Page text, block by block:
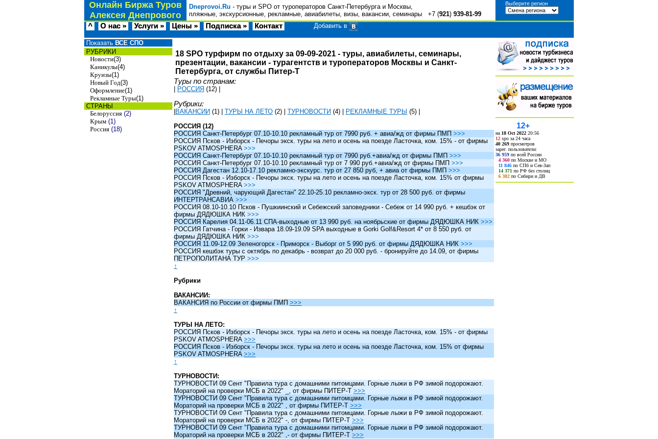
Онлайн Биржа Туров
Алексея Днепрового
Dneprovoi.Ru - туры и SPO от туроператоров Санкт-Петербурга и Москвы,
пляжные, экскурсионные, рекламные, авиабилеты, визы, вакансии, семинары +7 (921) 939-81-99
Выберите регион
^ О нас » Услуги » Цены » Подписка » Контакт Добавить в
Показать ВСЕ СПО
РУБРИКИ
Новости(3)
Каникулы(4)
Круизы(1)
Новый Год(3)
Оформление(1)
Рекламные Туры(1)
СТРАНЫ
Белоруссия (2)
Крым (1)
Россия (18)
18 SPO турфирм по отдыху за 09-09-2021 - туры, авиабилеты, семинары,
презентации, вакансии - турагентств и туроператоров Москвы и Санкт-
Петербурга, от службы Питер-Т
Туры по странам:
РОССИЯ (12)
Рубрики:
ВАКАНСИИ (1) ТУРЫ НА ЛЕТО (2) ТУРНОВОСТИ (4) РЕКЛАМНЫЕ ТУРЫ (5)
РОССИЯ (12)
РОССИЯ Санкт-Петербург 07.10-10.10 рекламный тур от 7990 руб. + авиа/жд от фирмы ПМП >>>
РОССИЯ Псков - Изборск - Печоры экск. туры на лето и осень на поезде Ласточка, ком. 15% - от фирмы
PSKOV ATMOSPHERA >>>
РОССИЯ Санкт-Петербург 07.10-10.10 рекламный тур от 7990 руб.+авиа/жд от фирмы ПМП >>>
РОССИЯ Санкт-Петербург 07.10-10.10 рекламный тур от 7 990 руб.+авиа/жд от фирмы ПМП >>>
РОССИЯ Дагестан 12.10-17.10 рекламно-экскурс. тур от 27 850 руб, + авиа от фирмы ПМП >>>
РОССИЯ Псков - Изборск - Печоры экск. туры на лето и осень на поезде Ласточка, ком. 15% от фирмы
PSKOV ATMOSPHERA >>>
РОССИЯ "Древний, чарующий Дагестан" 22.10-25.10 рекламно-экск. тур от 28 500 руб. от фирмы
ИНТЕРТРАНСАВИА >>>
РОССИЯ 08.10-10.10 Псков - Пушкиинский и Себежский заповедники - Себеж от 14 990 руб. + кешбэк от
фирмы ДЯДЮШКА НИК >>>
РОССИЯ Карелия 04.11-06.11 СПА-выходные от 13 990 руб. на ноябрьские от фирмы ДЯДЮШКА НИК >>>
РОССИЯ Гатчина - Горки - Извара 18.09-19.09 SPA выходные в Gorki Golf&Resort 4* от 8 550 руб. от
фирмы ДЯДЮШКА НИК >>>
РОССИЯ 11.09-12.09 Зеленогорск - Приморск - Выборг от 5 990 руб. от фирмы ДЯДЮШКА НИК >>>
РОССИЯ кешбэк туры c октябрь по декабрь - возврат до 20 000 руб. - бронируйте до 14.09, от фирмы
ПЕТРОПОЛИТАНА ТУР >>>
↑
Рубрики
ВАКАНСИИ:
ВАКАНСИЯ по России от фирмы ПМП >>>
↑
ТУРЫ НА ЛЕТО:
РОССИЯ Псков - Изборск - Печоры экск. туры на лето и осень на поезде Ласточка, ком. 15% - от фирмы
PSKOV ATMOSPHERA >>>
РОССИЯ Псков - Изборск - Печоры экск. туры на лето и осень на поезде Ласточка, ком. 15% от фирмы
PSKOV ATMOSPHERA >>>
↑
ТУРНОВОСТИ:
ТУРНОВОСТИ 09 Сент "Правила тура с домашними питомцами. Горные лыжи в РФ зимой подорожают.
Мораторий на проверки МСБ в 2022" _, от фирмы ПИТЕР-Т >>>
ТУРНОВОСТИ 09 Сент "Правила тура с домашними питомцами. Горные лыжи в РФ зимой подорожают.
Мораторий на проверки МСБ в 2022" , от фирмы ПИТЕР-Т >>>
ТУРНОВОСТИ 09 Сент "Правила тура с домашними питомцами. Горные лыжи в РФ зимой подорожают.
Мораторий на проверки МСБ в 2022" -, от фирмы ПИТЕР-Т >>>
ТУРНОВОСТИ 09 Сент "Правила тура с домашними питомцами. Горные лыжи в РФ зимой подорожают.
Мораторий на проверки МСБ в 2022" ,- от фирмы ПИТЕР-Т >>>
12+
на 18 Oct 2022 20:56
12 spo за 24 часа
40 269 просмотров
зарег. пользователи:
36 959 по всей России
4 360 по Москве и МО
11 846 по СПб и Сев-Зап
14 371 по РФ без столиц
6 382 по Сибири и ДВ